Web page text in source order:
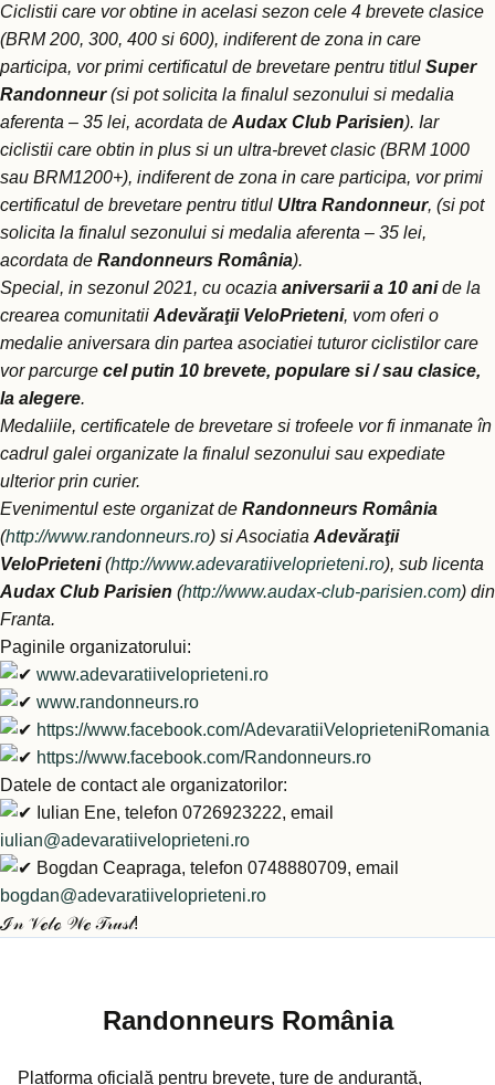
Ciclistii care vor obtine in acelasi sezon cele 4 brevete clasice
(BRM 200, 300, 400 si 600), indiferent de zona in care
participa, vor primi certificatul de brevetare pentru titlul Super
Randonneur(si pot solicita la finalul sezonului si medalia
aferenta – 35 lei, acordata de Audax Club Parisien). Iar
ciclistii care obtin in plus si un ultra-brevet clasic (BRM 1000
sau BRM1200+), indiferent de zona in care participa, vor primi
certificatul de brevetare pentru titlul Ultra Randonneur, (si pot
solicita la finalul sezonului si medalia aferenta – 35 lei,
acordata de Randonneurs România).
Special, in sezonul 2021, cu ocazia aniversarii a 10 anide la
crearea comunitatii Adevăraţii VeloPrieteni, vom oferi o
medalie aniversara din partea asociatiei tuturor ciclistilor care
vor parcurge cel putin 10 brevete, populare si / sau clasice,
la alegere.
Medaliile, certificatele de brevetare si trofeele vor fi inmanate în
cadrul galei organizate la finalul sezonului sau expediate
ulterior prin curier.
Evenimentul este organizat de Randonneurs România
(http://www.randonneurs.ro) si Asociatia Adevăraţii
VeloPrieteni(http://www.adevaratiiveloprieteni.ro), sub licenta
Audax Club Parisien (http://www.audax-club-parisien.com) din
Franta.
Paginile organizatorului:
www.adevaratiiveloprieteni.ro
www.randonneurs.ro
https://www.facebook.com/AdevaratiiVeloprieteniRomania
https://www.facebook.com/Randonneurs.ro
Datele de contact ale organizatorilor:
Iulian Ene, telefon 0726923222, email
iulian@adevaratiiveloprieteni.ro
Bogdan Ceapraga, telefon 0748880709, email
bogdan@adevaratiiveloprieteni.ro
ℐ𝓃 𝒱ℯ𝓁ℴ 𝒲ℯ 𝒯𝓇𝓊𝓈𝓉!
Randonneurs România
Platforma oficială pentru brevete, ture de anduranță,